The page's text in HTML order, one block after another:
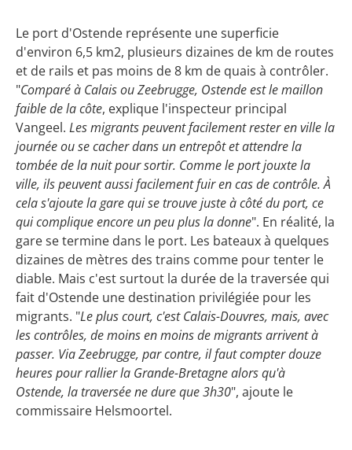
Le port d'Ostende représente une superficie
d'environ 6,5 km2, plusieurs dizaines de km de routes
et de rails et pas moins de 8 km de quais à contrôler.
"Comparé à Calais ou Zeebrugge, Ostende est le maillon
faible de la côte, explique l'inspecteur principal
Vangeel. Les migrants peuvent facilement rester en ville la
journée ou se cacher dans un entrepôt et attendre la
tombée de la nuit pour sortir. Comme le port jouxte la
ville, ils peuvent aussi facilement fuir en cas de contrôle. À
cela s'ajoute la gare qui se trouve juste à côté du port, ce
qui complique encore un peu plus la donne". En réalité, la
gare se termine dans le port. Les bateaux à quelques
dizaines de mètres des trains comme pour tenter le
diable. Mais c'est surtout la durée de la traversée qui
fait d'Ostende une destination privilégiée pour les
migrants. "Le plus court, c'est Calais-Douvres, mais, avec
les contrôles, de moins en moins de migrants arrivent à
passer. Via Zeebrugge, par contre, il faut compter douze
heures pour rallier la Grande-Bretagne alors qu'à
Ostende, la traversée ne dure que 3h30", ajoute le
commissaire Helsmoortel.